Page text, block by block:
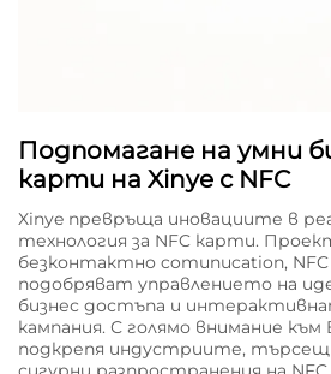
Подпомагане на умни
карти на Xinye с NFC
Xinye превръща иновациите в
технология за NFC карти.
безконтактно comunucation,
подобряват управлението на
бизнес достъпа и
кампания. С голямо внимание към
подкрепя индустриите,